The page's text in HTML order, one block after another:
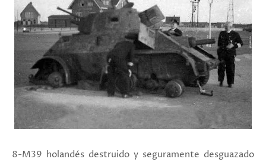
8-M39 holandés destruido y seguramente desguazado